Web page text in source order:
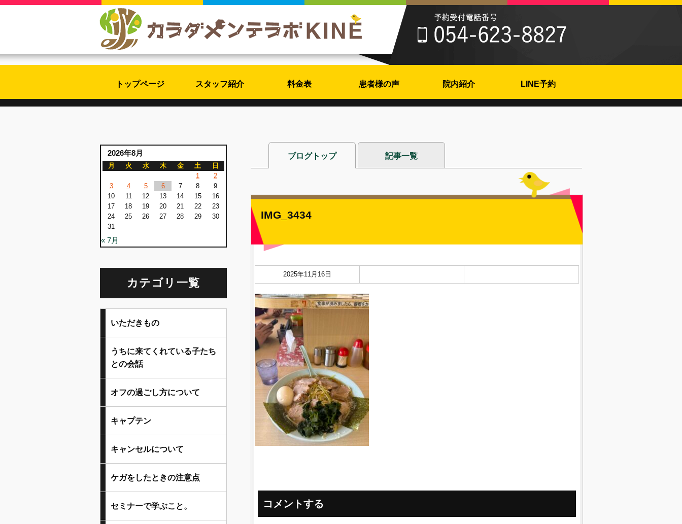
トップページ スタッフ紹介 料金表 患者様の声 院内紹介 LINE予約
ブログトップ 記事一覧
IMG_3434
2025年11月16日
コメントする
2026年8月
月 火 水 木 金 土
日
1
2
3
4 5 6 7 8
9
10
11 12 13 14 15
16
17
18 19 20 21 22
23
24
25 26 27 28 29
30
31
« 7月
カテゴリ一覧
いただきもの
うちに来てくれている子たち
との会話
オフの過ごし方について
キャプテン
キャンセルについて
ケガをしたときの注意点
セミナーで学ぶこと。